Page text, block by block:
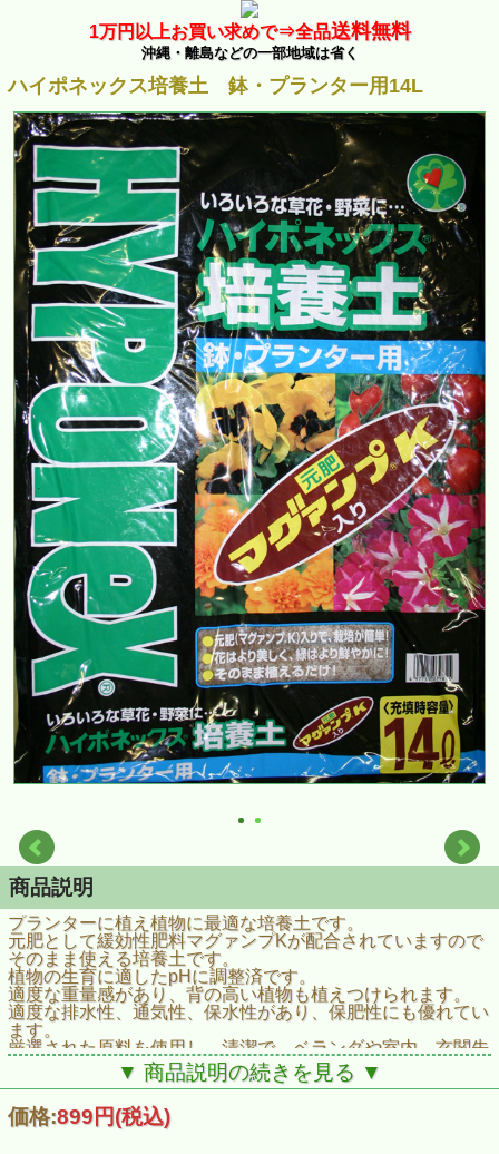
1万円以上お買い求めで⇒全品送料無料
沖縄・離島などの一部地域は省く
ハイポネックス培養土 鉢・プランター用14L
商品説明
プランターに植え植物に最適な培養土です。
元肥として緩効性肥料マグァンプKが配合されていますので
そのまま使える培養土です。
植物の生育に適したpHに調整済です。
適度な重量感があり、背の高い植物も植えつけられます。
適度な排水性、通気性、保水性があり、保肥性にも優れてい
ます。
厳選された原料を使用し、清潔で、ベランダや室内、玄関先
でも安心してお使いいただけます。
兵庫県産の培養土です
適用植物
▼ 商品説明の続きを見る ▼
価格:899円(税込)